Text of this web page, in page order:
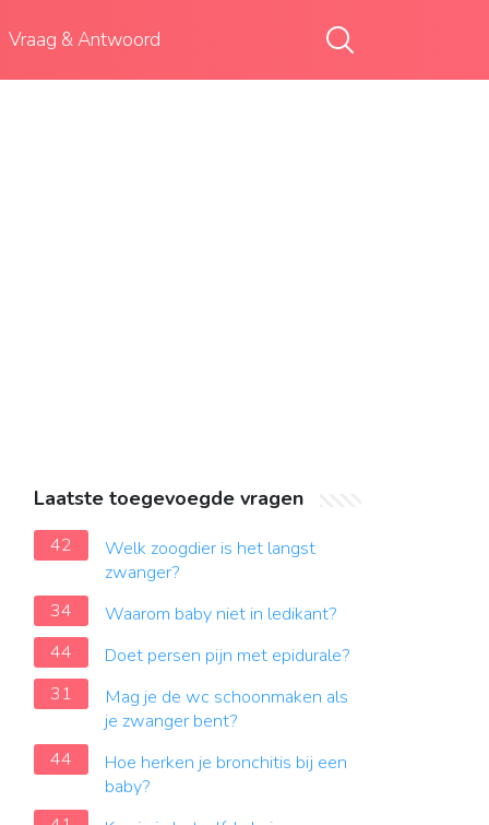
Vraag & Antwoord
Laatste toegevoegde vragen
42
Welk zoogdier is het langst
zwanger?
34
Waarom baby niet in ledikant?
44
Doet persen pijn met epidurale?
31
Mag je de wc schoonmaken als
je zwanger bent?
44
Hoe herken je bronchitis bij een
baby?